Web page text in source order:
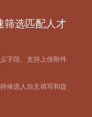
筛选匹配人才
字段、支持上传附件
候选人自主填写和提